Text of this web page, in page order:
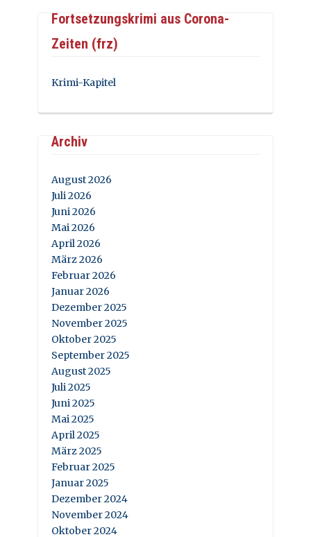
Fortsetzungskrimi aus Corona-
Zeiten (frz)
Krimi-Kapitel
Archiv
August 2026
Juli 2026
Juni 2026
Mai 2026
April 2026
März 2026
Februar 2026
Januar 2026
Dezember 2025
November 2025
Oktober 2025
September 2025
August 2025
Juli 2025
Juni 2025
Mai 2025
April 2025
März 2025
Februar 2025
Januar 2025
Dezember 2024
November 2024
Oktober 2024